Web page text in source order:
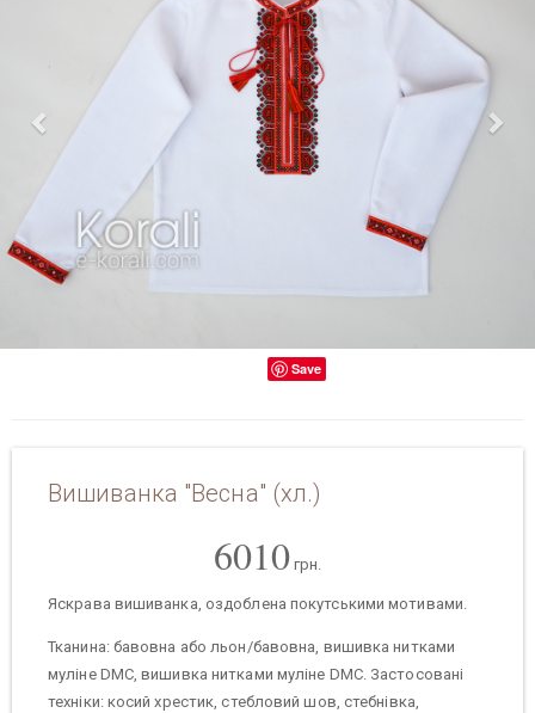
Save
Вишиванка "Весна" (хл.)
6010 грн.
Яскрава вишиванка, оздоблена покутськими мотивами.
Тканина: бавовна або льон/бавовна, вишивка нитками
муліне DMC, вишивка нитками муліне DMC. Застосовані
техніки: косий хрестик, стебловий шов, стебнівка,